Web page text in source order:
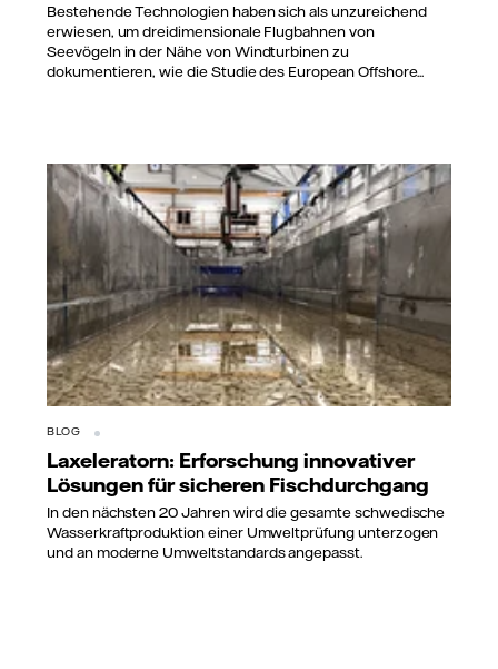
Bestehende Technologien haben sich als unzureichend
erwiesen, um dreidimensionale Flugbahnen von
Seevögeln in der Nähe von Windturbinen zu
dokumentieren, wie die Studie des European Offshore...
BLOG
Laxeleratorn: Erforschung innovativer
Lösungen für sicheren Fischdurchgang
In den nächsten 20 Jahren wird die gesamte schwedische
Wasserkraftproduktion einer Umweltprüfung unterzogen
und an moderne Umweltstandards angepasst.